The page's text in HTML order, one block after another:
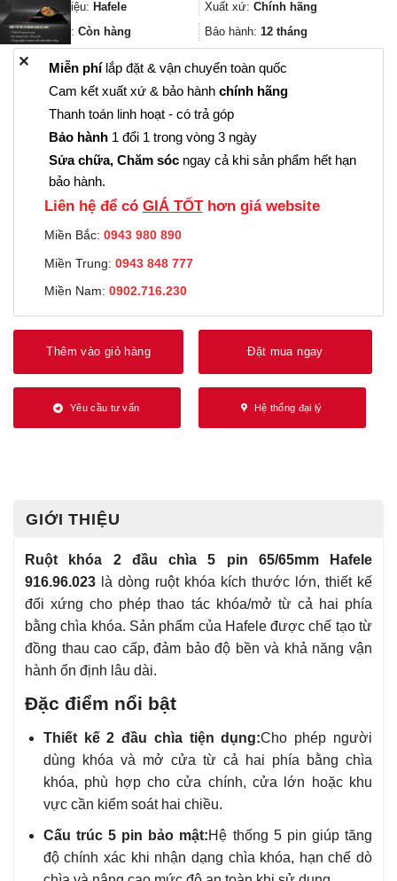
805.000₫.là:
603.000₫.
Thương hiệu: Hafele Xuất xứ: Chính hãng
Trạng thái: Còn hàng Bảo hành: 12 tháng
Miễn phílắp đặt & vận chuyển toàn quốc
Cam kết xuất xứ & bảo hành chính hãng
Thanh toán linh hoạt - có trả góp
Bảo hành 1 đổi 1 trong vòng 3 ngày
Sửa chữa, Chăm sóc ngay cả khi sản phẩm hết hạn
bảo hành.
Liên hệ để có GIÁ TỐThơn giá website
Miền Bắc: 0943 980 890
Miền Trung: 0943 848 777
Miền Nam: 0902.716.230
Thêm vào giỏ hàng Đặt mua ngay
Yêu cầu tư vấn Hệ thống đại lý
GIỚI THIỆU
Ruột khóa 2 đầu chìa 5 pin 65/65mm Hafele
916.96.023 là dòng ruột khóa kích thước lớn, thiết kế
đối xứng cho phép thao tác khóa/mở từ cả hai phía
bằng chìa khóa. Sản phẩm của Hafele được chế tạo từ
đồng thau cao cấp, đảm bảo độ bền và khả năng vận
hành ổn định lâu dài.
Đặc điểm nổi bật
Thiết kế 2 đầu chìa tiện dụng:Cho phép người
dùng khóa và mở cửa từ cả hai phía bằng chìa
khóa, phù hợp cho cửa chính, cửa lớn hoặc khu
vực cần kiểm soát hai chiều.
Cấu trúc 5 pin bảo mật:Hệ thống 5 pin giúp tăng
độ chính xác khi nhận dạng chìa khóa, hạn chế dò
✕